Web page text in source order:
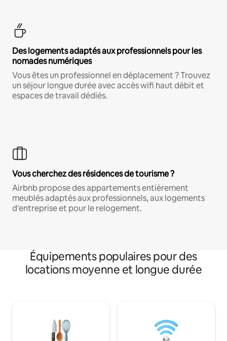
Des logements adaptés aux professionnels pour les
nomades numériques
Vous êtes un professionnel en déplacement ? Trouvez
un séjour longue durée avec accès wifi haut débit et
espaces de travail dédiés.
Vous cherchez des résidences de tourisme ?
Airbnb propose des appartements entièrement
meublés adaptés aux professionnels, aux logements
d'entreprise et pour le relogement.
Équipements populaires pour des
locations moyenne et longue durée